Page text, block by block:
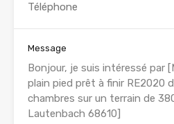
Message